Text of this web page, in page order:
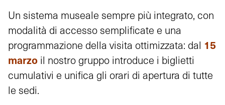
Un sistema museale sempre più integrato, con
modalità di accesso semplificate e una
programmazione della visita ottimizzata: dal 15
marzo il nostro gruppo introduce i biglietti
cumulativi e unifica gli orari di apertura di tutte
le sedi.